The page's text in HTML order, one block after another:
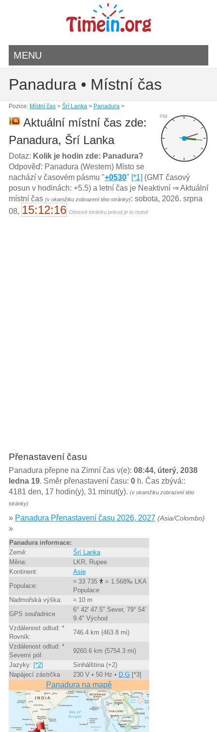
MENU
Panadura • Místní čas
Pozice: Místní čas> Šrí Lanka> Panadura>
PM
Aktuální místní čas zde:
Panadura, Šrí Lanka
Dotaz: Kolik je hodin zde: Panadura?
Odpověď: Panadura (Western) Místo se
nachází v časovém pásmu "+0530" [*1] (GMT časový
posun v hodinách: +5.5) a letní čas je Neaktivní ⇒ Aktuální
místní čas (v okamžiku zobrazení této stránky): sobota, 2026. srpna
08, 15:12:17 Obnovit stránku pokud je to nutné
Přenastavení času
Panadura přepne na Zimní čas v(e): 08:44, úterý, 2038
ledna 19. Směr přenastavení času: 0h. Čas zbývá::
4181 den, 17 hodin(y), 31 minut(y). (v okamžiku zobrazení této
stránky)
» Panadura Přenastavení času 2026, 2027 (Asia/Colombo)
»
Panadura informace:
Země:
Šrí Lanka
Měna:
LKR, Rupee
Kontinent:
Asie
Populace:
≈ 33 735
= 1.568‰ LKA
Populace
Nadmořská výška:
≈ 10 m
GPS souřadnice
6° 42' 47.5" Sever, 79° 54'
9.4" Východ
Vzdálenost odtud: *
Rovník:
746.4 km (463.8 mi)
Vzdálenost odtud: *
Severní pól:
9260.6 km (5754.3 mi)
Jazyky: [*2]
Sinhálština (+2)
Napájecí zástrčka
230 V • 50 Hz • D,G[*3]
Panadura na mapě